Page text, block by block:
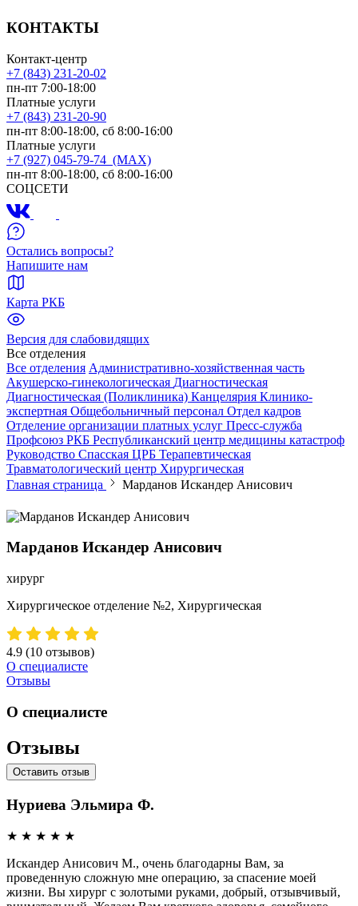
КОНТАКТЫ
Контакт-центр
+7 (843) 231-20-02
пн-пт 7:00-18:00
Платные услуги
+7 (843) 231-20-90
пн-пт 8:00-18:00, сб 8:00-16:00
Платные услуги
+7 (927) 045-79-74 (MAX)
пн-пт 8:00-18:00, сб 8:00-16:00
СОЦСЕТИ
Остались вопросы?
Напишите нам
Карта РКБ
Версия для слабовидящих
Все отделения
Все отделения Административно-хозяйственная часть
Акушерско-гинекологическая Диагностическая
Диагностическая (Поликлиника) Канцелярия Клинико-
экспертная Общебольничный персонал Отдел кадров
Отделение организации платных услуг Пресс-служба
Профсоюз РКБ Республиканский центр медицины катастроф
Руководство Спасская ЦРБ Терапевтическая
Травматологический центр Хирургическая
Главная страница
Марданов Искандер Анисович
Марданов Искандер Анисович
хирург
Хирургическое отделение №2, Хирургическая
4.9 (10 отзывов)
О специалисте
Отзывы
О специалисте
Отзывы
Оставить отзыв
Нуриева Эльмира Ф.
★ ★ ★ ★ ★
Искандер Анисович М., очень благодарны Вам, за
проведенную сложную мне операцию, за спасение моей
жизни. Вы хирург с золотыми руками, добрый, отзывчивый,